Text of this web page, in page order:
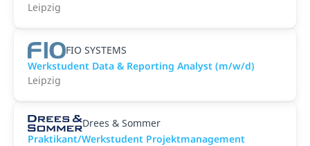
Leipzig
FIO SYSTEMS
Werkstudent Data & Reporting Analyst (m/w/d)
Leipzig
Drees & Sommer
Praktikant/Werkstudent Projektmanagement